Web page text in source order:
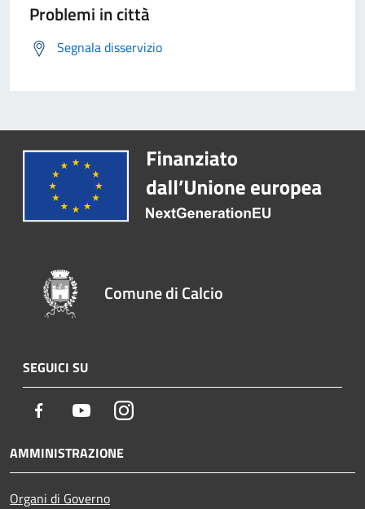
Problemi in città
Segnala disservizio
Comune di Calcio
SEGUICI SU
Facebook YoutubeInstagram
AMMINISTRAZIONE
Organi di Governo